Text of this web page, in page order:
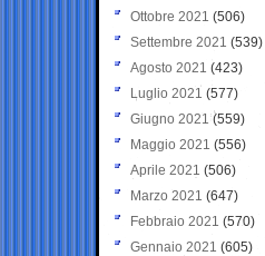
Ottobre 2021 (506)
Settembre 2021 (539)
Agosto 2021 (423)
Luglio 2021 (577)
Giugno 2021(559)
Maggio 2021 (556)
Aprile 2021 (506)
Marzo 2021 (647)
Febbraio 2021 (570)
Gennaio 2021 (605)